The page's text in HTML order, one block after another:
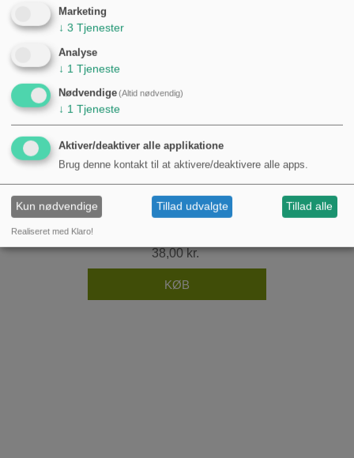
38,00 kr.
Marketing
↓ 3 Tjenester
Analyse
↓ 1 Tjeneste
Nødvendige(Altid nødvendig)
↓ 1 Tjeneste
Aktiver/deaktiver alle applikatione
Brug denne kontakt til at aktivere/deaktivere alle apps.
Kun nødvendige Tillad udvalgte Tillad alle
Realiseret med Klaro!